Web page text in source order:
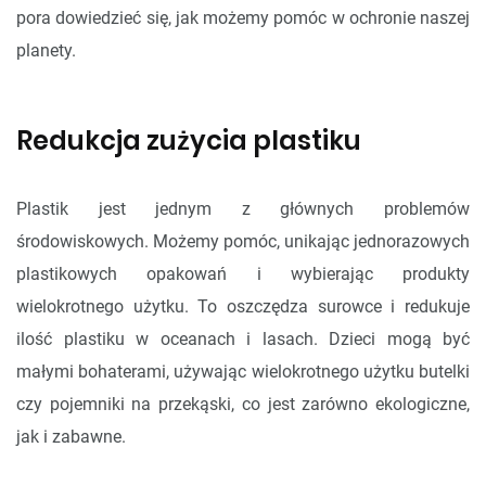
pora dowiedzieć się, jak możemy pomóc w ochronie naszej
planety.
Redukcja zużycia plastiku
Plastik jest jednym z głównych problemów
środowiskowych. Możemy pomóc, unikając jednorazowych
plastikowych opakowań i wybierając produkty
wielokrotnego użytku. To oszczędza surowce i redukuje
ilość plastiku w oceanach i lasach. Dzieci mogą być
małymi bohaterami, używając wielokrotnego użytku butelki
czy pojemniki na przekąski, co jest zarówno ekologiczne,
jak i zabawne.